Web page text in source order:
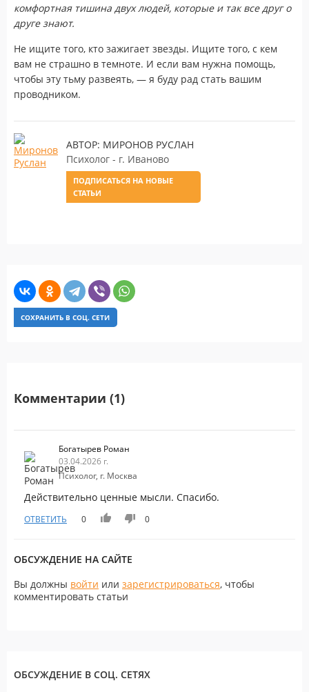
комфортная тишина двух людей, которые и так все друг о
друге знают.
Не ищите того, кто зажигает звезды. Ищите того, с кем
вам не страшно в темноте. И если вам нужна помощь,
чтобы эту тьму развеять, — я буду рад стать вашим
проводником.
АВТОР: МИРОНОВ РУСЛАН
Психолог - г. Иваново
ПОДПИСАТЬСЯ НА НОВЫЕ
СТАТЬИ
СОХРАНИТЬ В СОЦ. СЕТИ
Комментарии (1)
Богатырев Роман
03.04.2026 г.
Психолог, г. Москва
Действительно ценные мысли. Спасибо.
ОТВЕТИТЬ 0 0
ОБСУЖДЕНИЕ НА САЙТЕ
Вы должны войти или зарегистрироваться, чтобы
комментировать статьи
ОБСУЖДЕНИЕ В СОЦ. СЕТЯХ